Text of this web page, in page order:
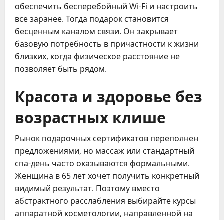
обеспечить бесперебойный Wi-Fi и настроить
все заранее. Тогда подарок становится
бесценным каналом связи. Он закрывает
базовую потребность в причастности к жизни
близких, когда физическое расстояние не
позволяет быть рядом.
Красота и здоровье без
возрастных клише
Рынок подарочных сертификатов переполнен
предложениями, но массаж или стандартный
спа-день часто оказываются формальными.
Женщина в 65 лет хочет получить конкретный
видимый результат. Поэтому вместо
абстрактного расслабления выбирайте курсы
аппаратной косметологии, направленной на